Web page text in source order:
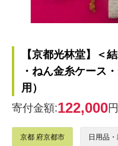
【京都光林堂】＜
・ねん金糸ケース
用）
寄付金額:122,000円
京都 府京都市 日用品